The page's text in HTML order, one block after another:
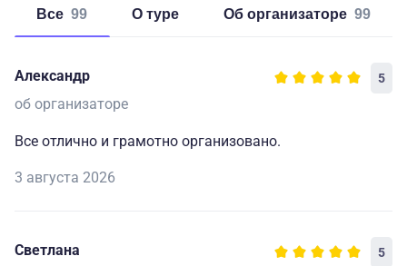
Все 99 о туре об организаторе 99
Александр 5
об организаторе
Все отлично и грамотно организовано.
3 августа 2026
Светлана 5